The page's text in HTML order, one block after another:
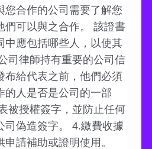
您合作的公司需要了解您
們可以與之合作。 該證書
中應包括哪些人，以使其
司律師持有重要的公司信
布給代表之前，他們必須
的人是否是公司的一部
被授權簽字，並防止任何
司偽造簽字。 4.繳費收據
請補助或證明使用。